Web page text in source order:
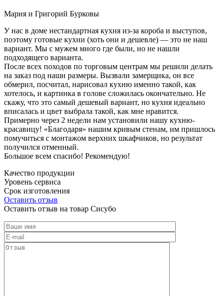
Мария и Григорий Бурковы
У нас в доме нестандартная кухня из-за короба и выступов,
поэтому готовые кухни (хоть они и дешевле) — это не наш
вариант. Мы с мужем много где были, но не нашли
подходящего варианта.
После всех походов по торговым центрам мы решили делать
на заказ под наши размеры. Вызвали замерщика, он все
обмерил, посчитал, нарисовал кухню именно такой, как
хотелось, и картинка в голове сложилась окончательно. Не
скажу, что это самый дешевый вариант, но кухня идеально
вписалась и цвет выбрала такой, как мне нравится.
Примерно через 2 недели нам установили нашу кухню-
красавицу! «Благодаря» нашим кривым стенам, им пришлось
помучиться с монтажом верхних шкафчиков, но результат
получился отменный.
Большое всем спасибо! Рекомендую!
Качество продукции
Уровень сервиса
Срок изготовления
Оставить отзыв
Оставить отзыв на товар Сисубо